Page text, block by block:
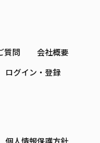
質問
会社概要
ログイン・登録